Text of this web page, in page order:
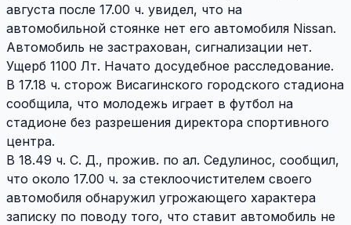
августа после 17.00 ч. увидел, что на
автомобильной стоянке нет его автомобиля Nissan.
Автомобиль не застрахован, сигнализации нет.
Ущерб 1100 Лт. Начато досудебное расследование.
В 17.18 ч. сторож Висагинского городского стадиона
сообщила, что молодежь играет в футбол на
стадионе без разрешения директора спортивного
центра.
В 18.49 ч. С. Д., прожив. по ал. Седулинос, сообщил,
что около 17.00 ч. за стеклоочистителем своего
автомобиля обнаружил угрожающего характера
записку по поводу того, что ставит автомобиль не